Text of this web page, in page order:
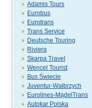
Adamis Tours
Eurobus
Eurotrans
Trans Service
Deutsche Touring
Riviera
Skarpa Travel
Wencel Tourist
Bus Świecie
Juventur-Wałbrzych
Eurolines-MądelTrans
Autokar Polska